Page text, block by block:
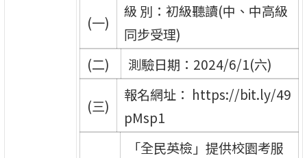
(一)
級 別：初級聽讀(中、中高級
同步受理)
(二)
測驗日期：2024/6/1(六)
(三)
報名網址： https://bit.ly/49
pMsp1
「全民英檢」提供校園考服